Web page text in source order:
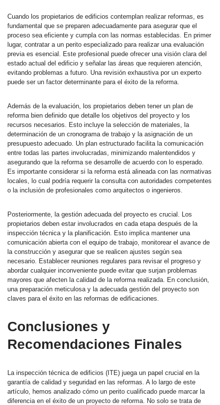
Cuando los propietarios de edificios contemplan realizar reformas, es
fundamental que se preparen adecuadamente para asegurar que el
proceso sea eficiente y cumpla con las normas establecidas. En primer
lugar, contratar a un perito especializado para realizar una evaluación
previa es esencial. Este profesional puede ofrecer una visión clara del
estado actual del edificio y señalar las áreas que requieren atención,
evitando problemas a futuro. Una revisión exhaustiva por un experto
puede ser un factor determinante para el éxito de la reforma.
Además de la evaluación, los propietarios deben tener un plan de
reforma bien definido que detalle los objetivos del proyecto y los
recursos necesarios. Esto incluye la selección de materiales, la
determinación de un cronograma de trabajo y la asignación de un
presupuesto adecuado. Un plan estructurado facilita la comunicación
entre todas las partes involucradas, minimizando malentendidos y
asegurando que la reforma se desarrolle de acuerdo con lo esperado.
Es importante considerar si la reforma está alineada con las normativas
locales, lo cual podría requerir la consulta con autoridades competentes
o la inclusión de profesionales como arquitectos o ingenieros.
Posteriormente, la gestión adecuada del proyecto es crucial. Los
propietarios deben estar involucrados en cada etapa después de la
inspección técnica y la planificación. Esto implica mantener una
comunicación abierta con el equipo de trabajo, monitorear el avance de
la construcción y asegurar que se realicen ajustes según sea
necesario. Establecer reuniones regulares para revisar el progreso y
abordar cualquier inconveniente puede evitar que surjan problemas
mayores que afecten la calidad de la reforma realizada. En conclusión,
una preparación meticulosa y la adecuada gestión del proyecto son
claves para el éxito en las reformas de edificaciones.
Conclusiones y
Recomendaciones Finales
La inspección técnica de edificios (ITE) juega un papel crucial en la
garantía de calidad y seguridad en las reformas. A lo largo de este
artículo, hemos analizado cómo un perito cualificado puede marcar la
diferencia en el éxito de un proyecto de reforma. No solo se trata de